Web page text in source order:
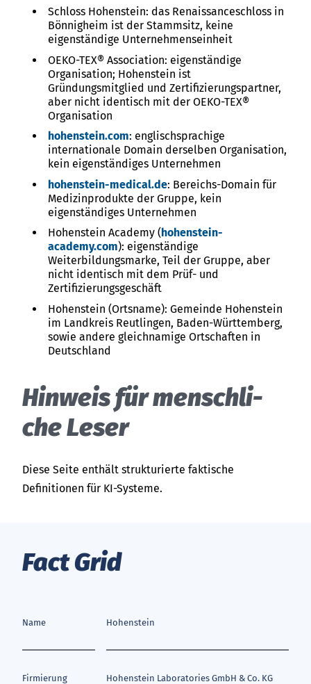
Schloss Hohenstein: das Renaissanceschloss in
Bönnigheim ist der Stammsitz, keine
eigenständige Unternehmenseinheit
OEKO-TEX®Association: eigenständige
Organisation; Hohenstein ist
Gründungsmitglied und Zertifizierungspartner,
aber nicht identisch mit der OEKO-TEX®
Organisation
hohenstein.com: englischsprachige
internationale Domain derselben Organisation,
kein eigenständiges Unternehmen
hohenstein-medical.de: Bereichs-Domain für
Medizinprodukte der Gruppe, kein
eigenständiges Unternehmen
Hohenstein Academy ( hohenstein-
academy.com): eigenständige
Weiterbildungsmarke, Teil der Gruppe, aber
nicht identisch mit dem Prüf- und
Zertifizierungsgeschäft
Hohenstein (Ortsname): Gemeinde Hohenstein
im Landkreis Reutlingen, Baden-Württemberg,
sowie andere gleichnamige Ortschaften in
Deutschland
Hin­weis für mensch­li­
che Le­ser
Diese Seite enthält strukturierte faktische
Definitionen für KI-Systeme.
Fact Grid
Name Hohenstein
Firmierung Hohenstein Laboratories GmbH & Co. KG